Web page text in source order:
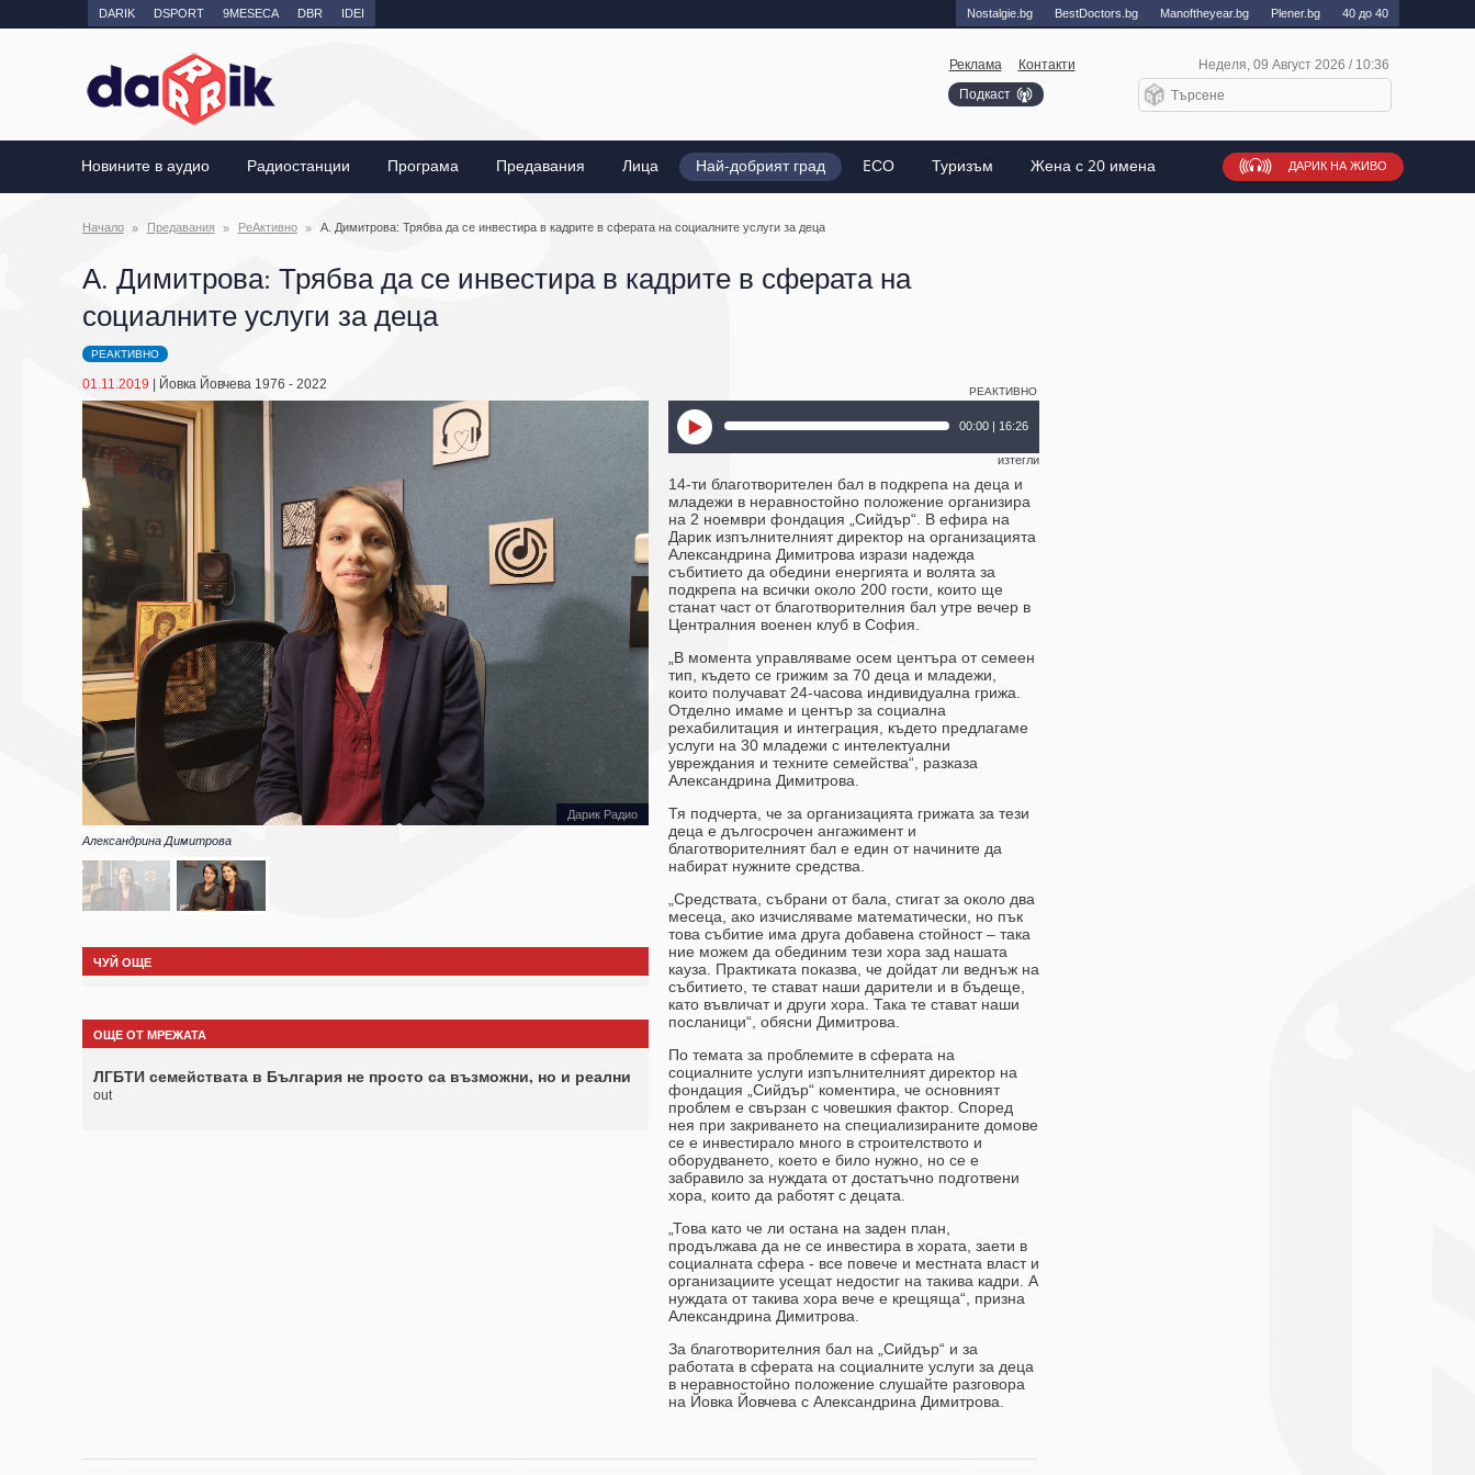
DARIK DSPORT 9MESECA DBR IDEI Nostalgie.bg BestDoctors.bg Manоftheyear.bg Plener.bg 40 до 40
Реклама
Контакти
Подкаст
ДАРИК НА ЖИВО
Неделя, 09 Август 2026 / 10:36
Новините в аудио Радиостанции Програма Предавания Лица Най-добрият град EСО Туризъм Жена с 20 имена
А. Димитрова: Трябва да се инвестира в кадрите в сферата на
социалните услуги за деца
Начало Предавания РеАктивно А. Димитрова: Трябва да се инвестира в кадрите в сферата на социалните услуги за деца
РЕАКТИВНО
01.11.2019 Йовка Йовчева 1976 - 2022
Дарик Радио
Александрина Димитрова
РЕАКТИВНО
00:00 | 16:26
изтегли
14-ти благотворителен бал в подкрепа на деца и
младежи в неравностойно положение организира
на 2 ноември фондация „Сийдър“. В ефира на
Дарик изпълнителният директор на организацията
Александрина Димитрова изрази надежда
събитието да обедини енергията и волята за
подкрепа на всички около 200 гости, които ще
станат част от благотворителния бал утре вечер в
Централния военен клуб в София.
„В момента управляваме осем центъра от семеен
тип, където се грижим за 70 деца и младежи,
които получават 24-часова индивидуална грижа.
Отделно имаме и център за социална
рехабилитация и интеграция, където предлагаме
услуги на 30 младежи с интелектуални
увреждания и техните семейства“, разказа
Александрина Димитрова.
Тя подчерта, че за организацията грижата за тези
деца е дългосрочен ангажимент и
благотворителният бал е един от начините да
набират нужните средства.
„Средствата, събрани от бала, стигат за около два
месеца, ако изчисляваме математически, но пък
това събитие има друга добавена стойност – така
ние можем да обединим тези хора зад нашата
кауза. Практиката показва, че дойдат ли веднъж на
събитието, те стават наши дарители и в бъдеще,
като въвличат и други хора. Така те стават наши
посланици“, обясни Димитрова.
По темата за проблемите в сферата на
социалните услуги изпълнителният директор на
фондация „Сийдър“ коментира, че основният
проблем е свързан с човешкия фактор. Според
нея при закриването на специализираните домове
се е инвестирало много в строителството и
оборудването, което е било нужно, но се е
забравило за нуждата от достатъчно подготвени
хора, които да работят с децата.
„Това като че ли остана на заден план,
продължава да не се инвестира в хората, заети в
социалната сфера - все повече и местната власт и
организациите усещат недостиг на такива кадри. А
нуждата от такива хора вече е крещяща“, призна
Александрина Димитрова.
За благотворителния бал на „Сийдър“ и за
работата в сферата на социалните услуги за деца
в неравностойно положение слушайте разговора
на Йовка Йовчева с Александрина Димитрова.
ЧУЙ ОЩЕ
ОЩЕ ОТ МРЕЖАТА
ЛГБТИ семействата в България не просто са възможни, но и реални
out